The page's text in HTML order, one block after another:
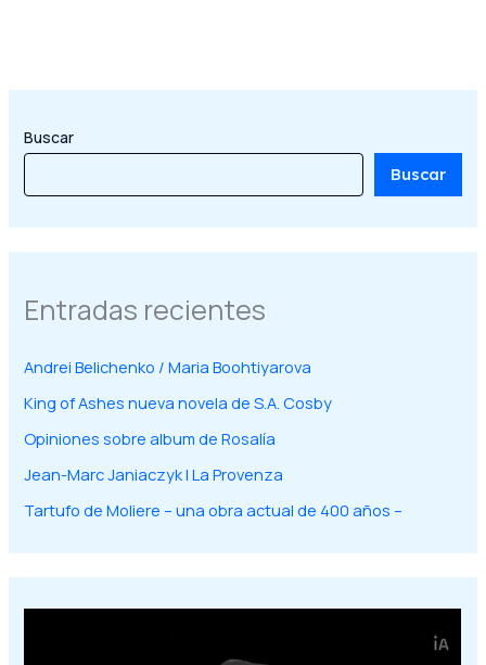
Buscar
Buscar
Entradas recientes
Andrei Belichenko / Maria Boohtiyarova
King of Ashes nueva novela de S.A. Cosby
Opiniones sobre album de Rosalía
Jean-Marc Janiaczyk | La Provenza
Tartufo de Moliere – una obra actual de 400 años –